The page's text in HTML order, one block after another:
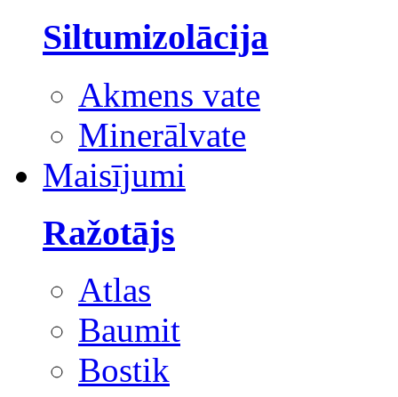
Siltumizolācija
Akmens vate
Minerālvate
Maisījumi
Ražotājs
Atlas
Baumit
Bostik